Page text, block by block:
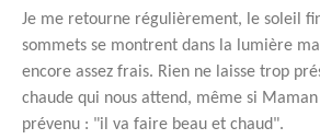
Je me retourne régulièrement, le soleil
sommets se montrent dans la lumière
encore assez frais. Rien ne laisse trop
chaude qui nous attend, même si
prévenu : "il va faire beau et chaud".